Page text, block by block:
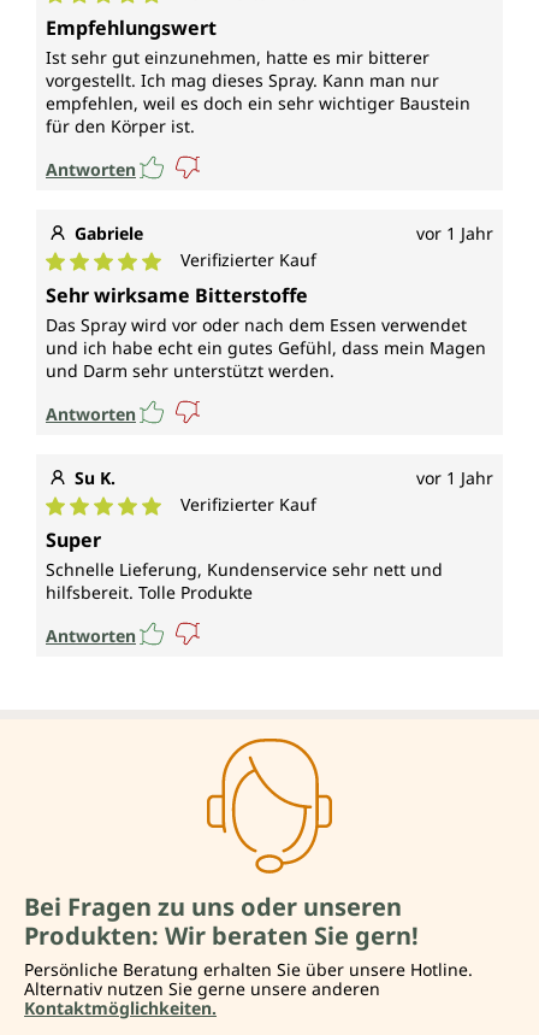
Durchschnittliche Bewertung von 5 von 5 Sternen
Empfehlungswert
Ist sehr gut einzunehmen, hatte es mir bitterer
vorgestellt. Ich mag dieses Spray. Kann man nur
empfehlen, weil es doch ein sehr wichtiger Baustein
für den Körper ist.
Antworten
Gabriele vor 1 Jahr
Durchschnittliche Bewertung von 5 von 5 Sternen
Verifizierter Kauf
Sehr wirksame Bitterstoffe
Das Spray wird vor oder nach dem Essen verwendet
und ich habe echt ein gutes Gefühl, dass mein Magen
und Darm sehr unterstützt werden.
Antworten
Su K. vor 1 Jahr
Durchschnittliche Bewertung von 5 von 5 Sternen
Verifizierter Kauf
Super
Schnelle Lieferung, Kundenservice sehr nett und
hilfsbereit. Tolle Produkte
Antworten
Bei Fragen zu uns oder unseren
Produkten: Wir beraten Sie gern!
Persönliche Beratung erhalten Sie über unsere Hotline.
Alternativ nutzen Sie gerne unsere anderen
Kontaktmöglichkeiten.